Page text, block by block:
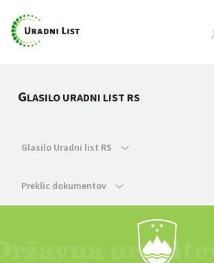
GLASILO URADNI LIST RS
Glasilo Uradni list RS
Preklic dokumentov